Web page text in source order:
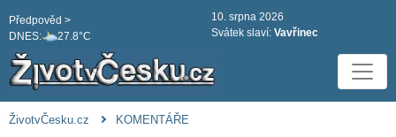
DNES: 27.8°C
Předpověd >
10. srpna 2026
Svátek slaví: Vavřinec
ŽivotvČesku.cz KOMENTÁŘE